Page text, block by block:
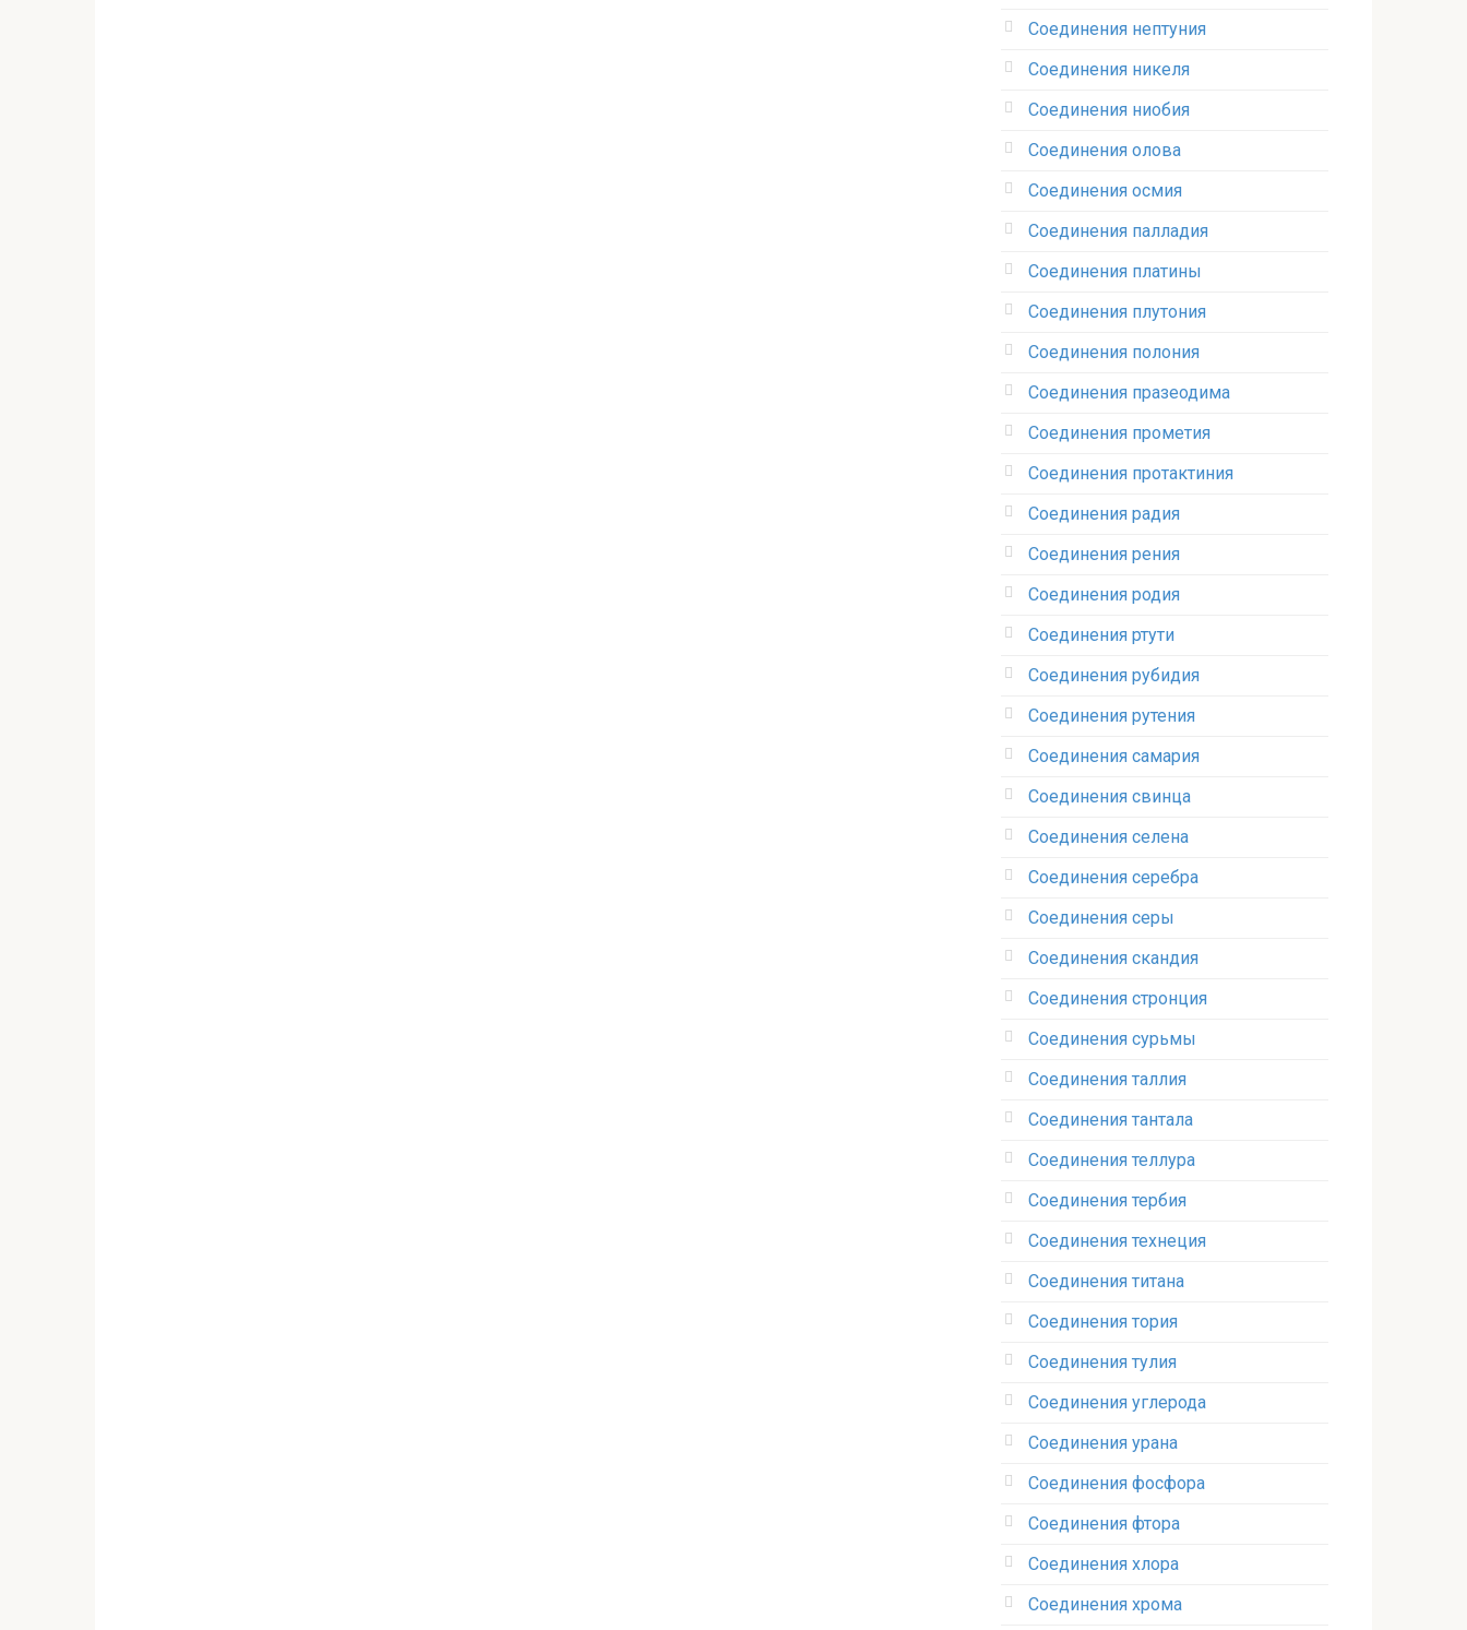
Соединения нептуния‎
Соединения никеля‎
Соединения ниобия‎
Соединения олова‎
Соединения осмия‎
Соединения палладия‎
Соединения платины‎
Соединения плутония‎
Соединения полония‎
Соединения празеодима‎
Соединения прометия‎
Соединения протактиния‎
Соединения радия‎
Соединения рения‎
Соединения родия‎
Соединения ртути‎
Соединения рубидия‎
Соединения рутения‎
Соединения самария‎
Соединения свинца‎
Соединения селена‎
Соединения серебра‎
Соединения серы‎
Соединения скандия
Соединения стронция‎
Соединения сурьмы
Соединения таллия‎
Соединения тантала‎
Соединения теллура‎
Соединения тербия‎
Соединения технеция‎
Соединения титана
Соединения тория‎
Соединения тулия‎
Соединения углерода‎
Соединения урана‎
Соединения фосфора‎
Соединения фтора‎
Соединения хлора‎
Соединения хрома‎